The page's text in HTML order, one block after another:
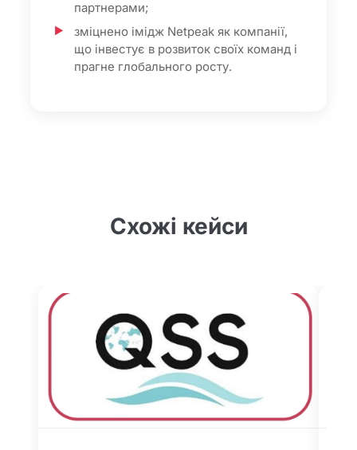
партнерами;
зміцнено імідж Netpeak як компанії,
що інвестує в розвиток своїх команд і
прагне глобального росту.
Схожі кейси